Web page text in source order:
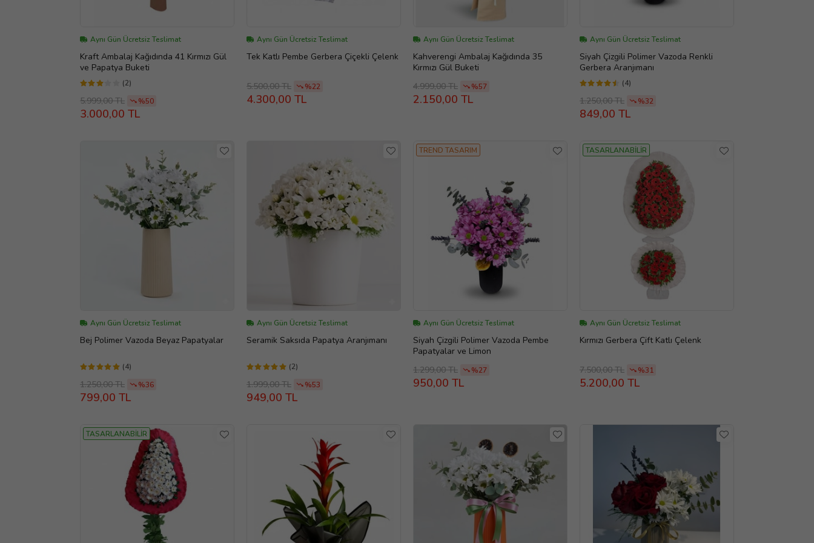
Aynı Gün Ücretsiz Teslimat
Kraft Ambalaj Kağıdında 41 Kırmızı Gül
ve Papatya Buketi
(2)
5.999,00 TL %50
3.000,00 TL
Aynı Gün Ücretsiz Teslimat
Tek Katlı Pembe Gerbera Çiçekli Çelenk
5.500,00 TL %22
4.300,00 TL
Aynı Gün Ücretsiz Teslimat
Kahverengi Ambalaj Kağıdında 35
Kırmızı Gül Buketi
4.999,00 TL
%57
2.150,00 TL
Aynı Gün Ücretsiz Teslimat
Siyah Çizgili Polimer Vazoda Renkli
Gerbera Aranjımanı
(4)
1.250,00 TL %32
849,00 TL
Aynı Gün Ücretsiz Teslimat
Bej Polimer Vazoda Beyaz Papatyalar
(4)
1.250,00 TL %36
799,00 TL
Aynı Gün Ücretsiz Teslimat
Seramik Saksıda Papatya Aranjımanı
(2)
1.999,00 TL %53
949,00 TL
TREND TASARIM
Aynı Gün Ücretsiz Teslimat
Siyah Çizgili Polimer Vazoda Pembe
Papatyalar ve Limon
1.299,00 TL
%27
950,00 TL
TASARLANABİLİR
Aynı Gün Ücretsiz Teslimat
Kırmızı Gerbera Çift Katlı Çelenk
7.500,00 TL %31
5.200,00 TL
TASARLANABİLİR